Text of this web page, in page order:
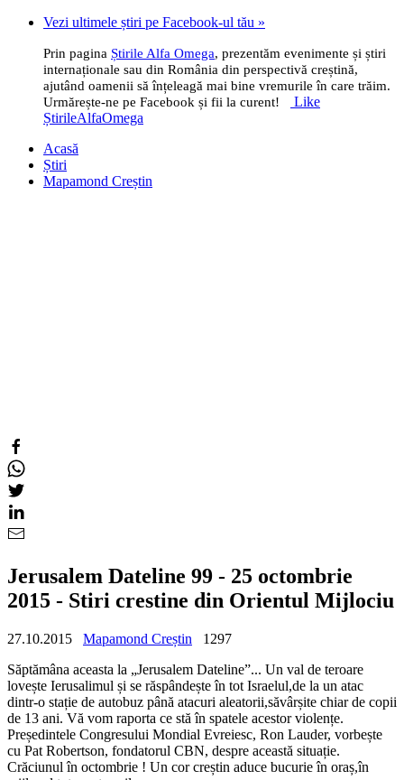
Vezi ultimele știri pe Facebook-ul tău »
Prin pagina Știrile Alfa Omega, prezentăm evenimente și știri
internaționale sau din România din perspectivă creștină,
ajutând oamenii să înțeleagă mai bine vremurile în care trăim.
Urmărește-ne pe Facebook și fii la curent!
Like
ȘtirileAlfaOmega
Acasă
Știri
Mapamond Creștin
Jerusalem Dateline 99 - 25 octombrie
2015 - Stiri crestine din Orientul Mijlociu
27.10.2015 Mapamond Creștin
1297
Săptămâna aceasta la „Jerusalem Dateline”... Un val de teroare
lovește Ierusalimul și se răspândește în tot Israelul,de la un atac
dintr-o stație de autobuz până atacuri aleatorii,săvârșite chiar de copii
de 13 ani. Vă vom raporta ce stă în spatele acestor violențe.
Președintele Congresului Mondial Evreiesc, Ron Lauder, vorbește
cu Pat Robertson, fondatorul CBN, despre această situație.
Crăciunul în octombrie ! Un cor creștin aduce bucurie în oraș,în